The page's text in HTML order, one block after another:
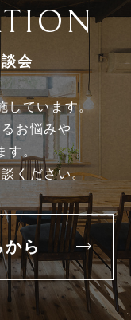
会
しています。
お悩みや
す。
ください。
ら